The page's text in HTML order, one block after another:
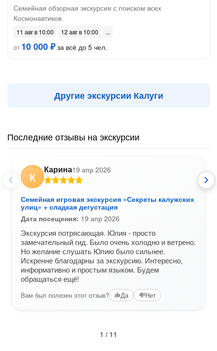
Семейная обзорная экскурсия с поиском всех
Космонавтиков
11 авг в 10:00
12 авг в 10:00
от 10 000 ₽за всё до 5 чел.
Другие экскурсии Калуги
Последние отзывы на экскурсии
К
Карина19 апр 2026
Семейная игровая экскурсия «Секреты калужских
улиц» + сладкая дегустация
Дата посещения: 19 апр 2026
Экскурсия потрясающая. Юлия - просто
замечательный гид. Было очень холодно и ветрено.
Но желание слушать Юлию было сильнее.
Искренне благодарны за экскурсию. Интересно,
информативно и простым языком. Будем
обращаться ещё!
Вам был полезен этот отзыв? Да Нет
1 / 11